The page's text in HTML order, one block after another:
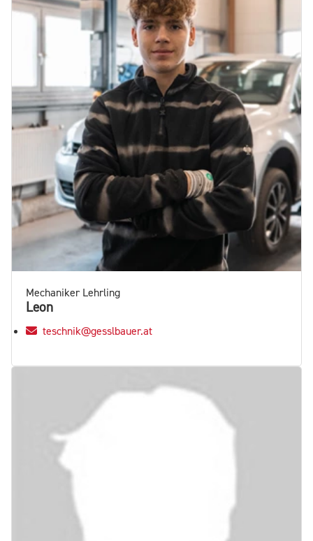
Mechaniker Lehrling
Leon
teschnik@gesslbauer.at